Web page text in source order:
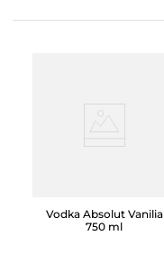
Vodka Absolut Vanilia
750 ml